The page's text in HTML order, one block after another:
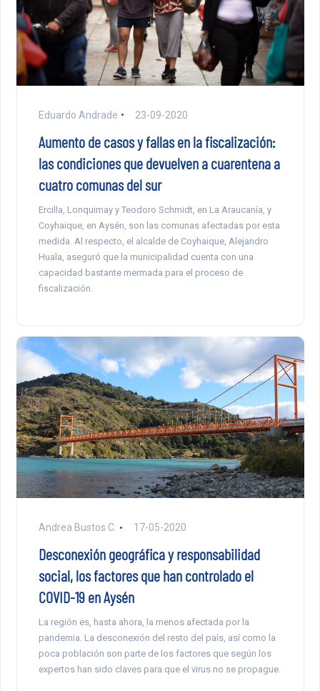
Eduardo Andrade 23-09-2020
Aumento de casos y fallas en la fiscalización:
las condiciones que devuelven a cuarentena a
cuatro comunas del sur
Ercilla, Lonquimay y Teodoro Schmidt, en La Araucanía, y
Coyhaique, en Aysén, son las comunas afectadas por esta
medida. Al respecto, el alcalde de Coyhaique, Alejandro
Huala, aseguró que la municipalidad cuenta con una
capacidad bastante mermada para el proceso de
fiscalización.
Andrea Bustos C. 17-05-2020
Desconexión geográfica y responsabilidad
social, los factores que han controlado el
COVID-19 en Aysén
La región es, hasta ahora, la menos afectada por la
pandemia. La desconexión del resto del país, así como la
poca población son parte de los factores que según los
expertos han sido claves para que el virus no se propague.